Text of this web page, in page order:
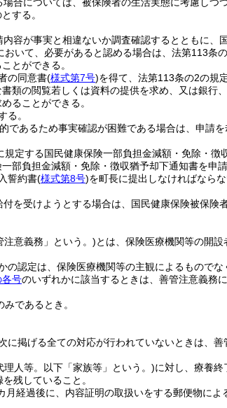
する。
容が事実と相違ないか調査確認するとともに、
おいて、必要があると認める場合は、法第113条
とができる。
の同意書(様式第7号)を得て、法第113条の2の規
類の閲覧若しくは資料の提供を求め、又は銀行
ることができる。
る。
であるため事実確認が困難である場合は、申請を
規定する国民健康保険一部負担金減額・免除・徴
部負担金減額・免除・徴収猶予却下通知書を申
誓約書(様式第8号)を町長に提出しなければならな
を受けようとする場合は、国民健康保険被保険
注意義務」という。)とは、保険医療機関等の開
認定は、保険医療機関等の主観によるもので
各号のいずれかに該当するときは、善管注意義務
であるとき。
掲げる全ての対応が行われていないときは、
人等。以下「家族等」という。)に対し、療養終
残していること。
経過後に、内容証明の取扱いをする郵便物によ